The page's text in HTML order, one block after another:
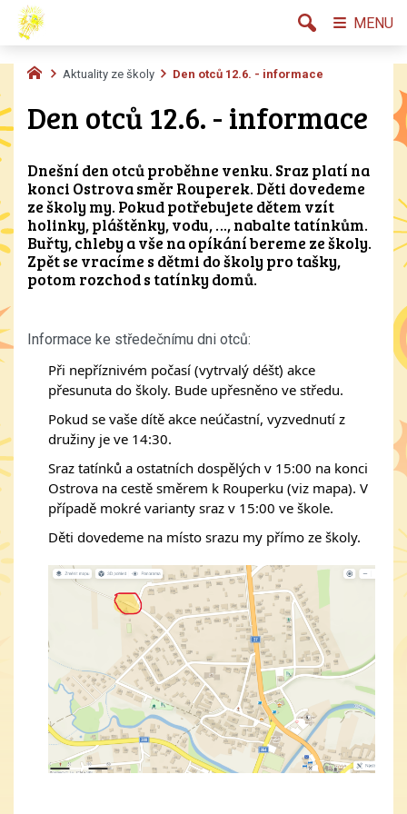
Aktuality ze školy Den otců 12.6. - informace
Den otců 12.6. - informace
Dnešní den otců proběhne venku. Sraz platí na
konci Ostrova směr Rouperek. Děti dovedeme
ze školy my. Pokud potřebujete dětem vzít
holinky, pláštěnky, vodu, …, nabalte tatínkům.
Buřty, chleby a vše na opíkání bereme ze školy.
Zpět se vracíme s dětmi do školy pro tašky,
potom rozchod s tatínky domů.
Informace ke středečnímu dni otců:
Při nepříznivém počasí (vytrvalý déšť) akce
přesunuta do školy. Bude upřesněno ve středu.
Pokud se vaše dítě akce neúčastní, vyzvednutí z
družiny je ve 14:30.
Sraz tatínků a ostatních dospělých v 15:00 na konci
Ostrova na cestě směrem k Rouperku (viz mapa). V
případě mokré varianty sraz v 15:00 ve škole.
Děti dovedeme na místo srazu my přímo ze školy.
MENU